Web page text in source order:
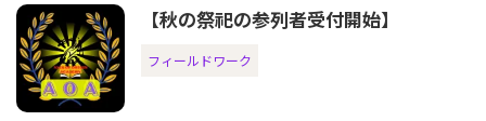
【秋の祭祀の参列者受付開始】
フィールドワーク